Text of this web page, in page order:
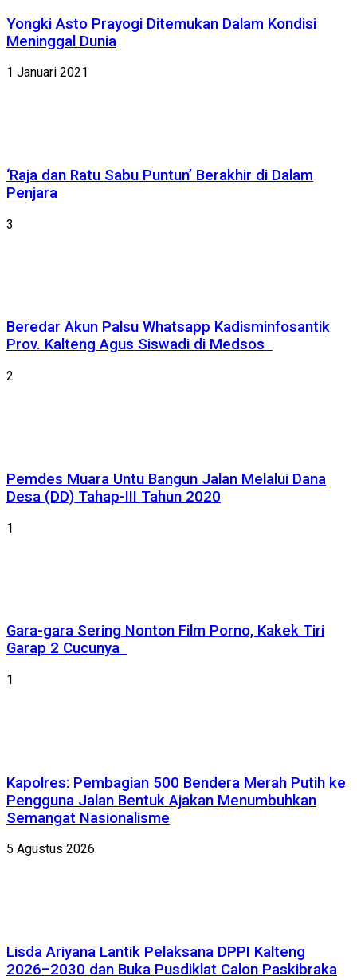
Yongki Asto Prayogi Ditemukan Dalam Kondisi
Meninggal Dunia
1 Januari 2021
‘Raja dan Ratu Sabu Puntun’ Berakhir di Dalam
Penjara
3
Beredar Akun Palsu Whatsapp Kadisminfosantik
Prov. Kalteng Agus Siswadi di Medsos
2
Pemdes Muara Untu Bangun Jalan Melalui Dana
Desa (DD) Tahap-III Tahun 2020
1
Gara-gara Sering Nonton Film Porno, Kakek Tiri
Garap 2 Cucunya
1
Kapolres: Pembagian 500 Bendera Merah Putih ke
Pengguna Jalan Bentuk Ajakan Menumbuhkan
Semangat Nasionalisme
5 Agustus 2026
Lisda Ariyana Lantik Pelaksana DPPI Kalteng
2026–2030 dan Buka Pusdiklat Calon Paskibraka